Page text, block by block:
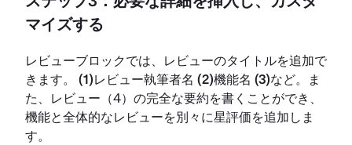
マイズする
レビューブロックでは、レビューのタイトルを追加で
きます。 (1)レビュー執筆者名 (2)機能名 (3)など。ま
た、レビュー（4）の完全な要約を書くことができ、
機能と全体的なレビューを別々に星評価を追加しま
す。